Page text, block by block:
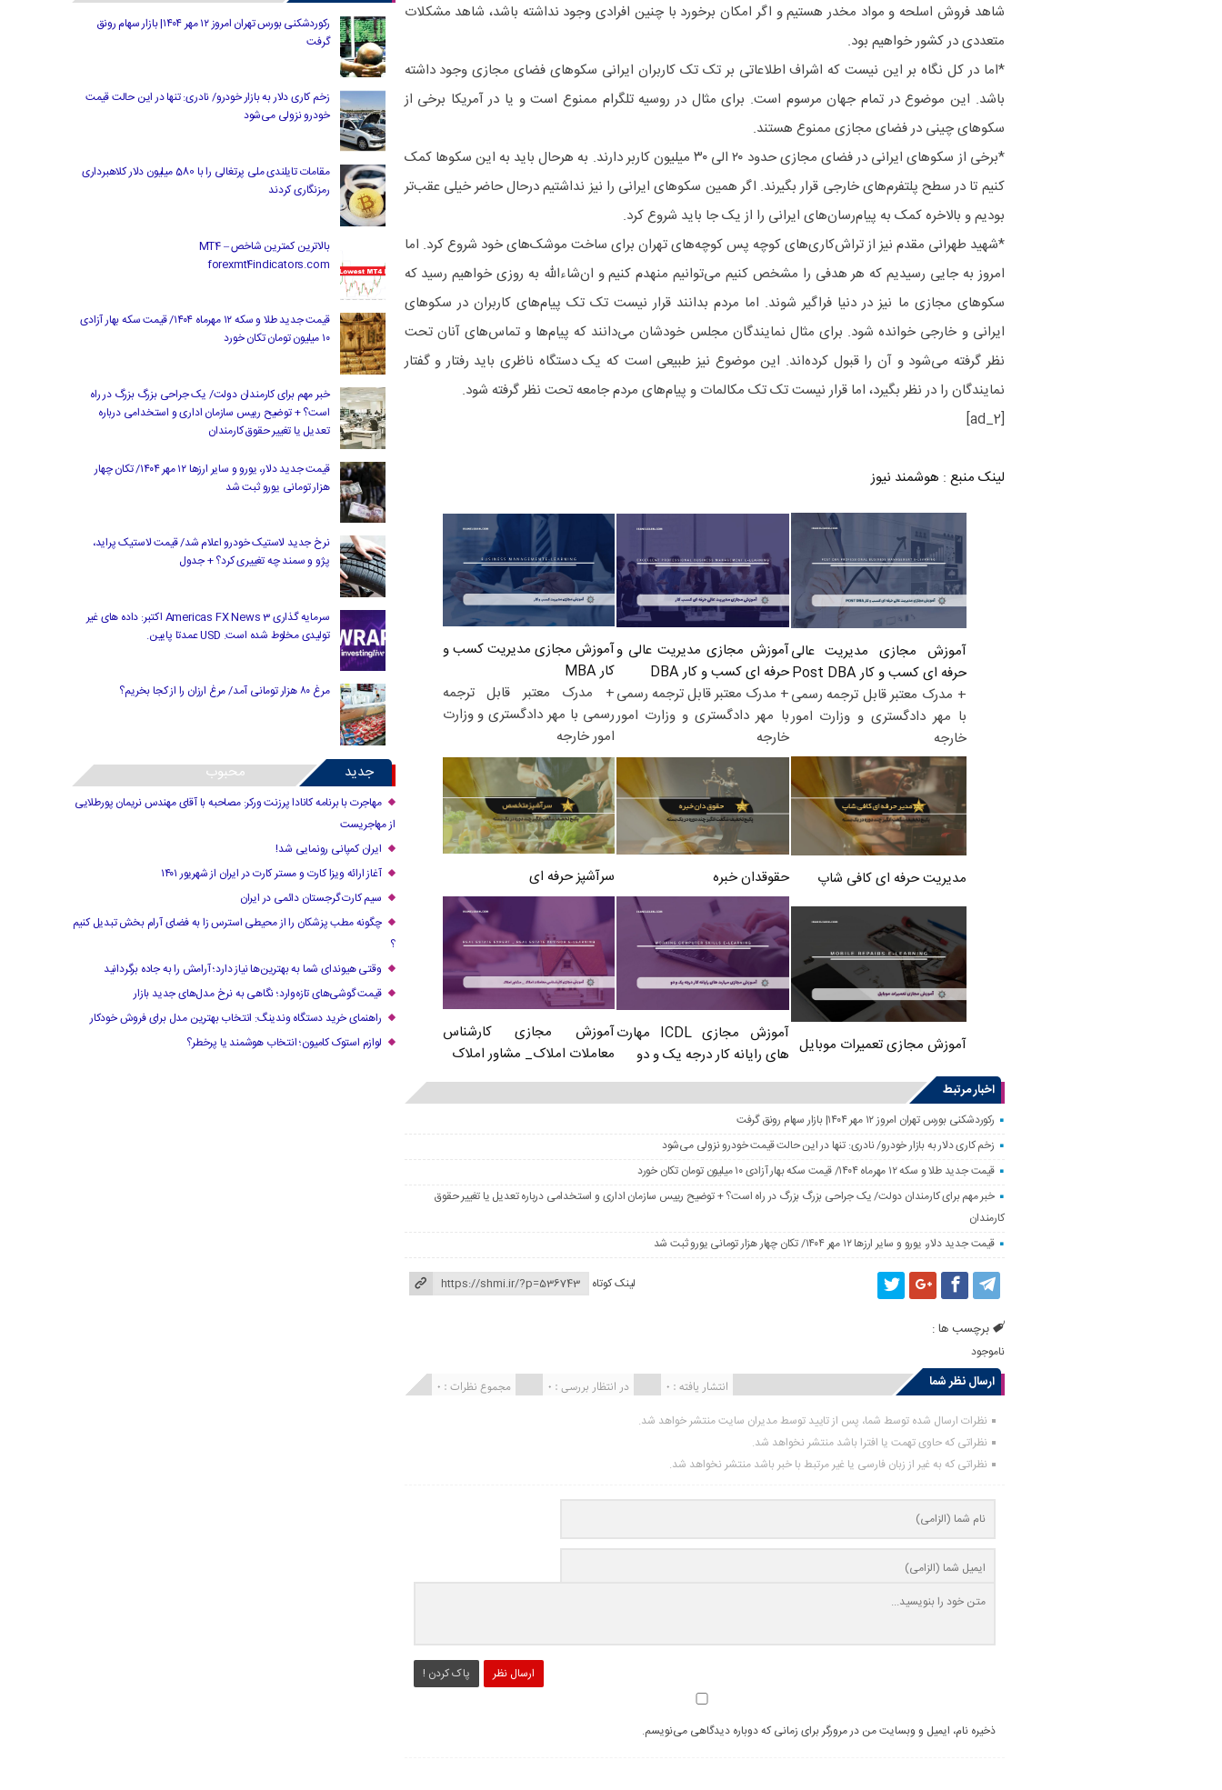
شاهد فروش اسلحه و مواد مخدر هستیم و اگر امکان برخورد با چنین افرادی وجود نداشته باشد، شاهد مشکلات
متعددی در کشور خواهیم بود.
*اما در کل نگاه بر این نیست که اشراف اطلاعاتی بر تک تک کاربران ایرانی سکو‌های فضای مجازی وجود داشته
باشد. این موضوع در تمام جهان مرسوم است. برای مثال در روسیه تلگرام ممنوع است و یا در آمریکا برخی از
سکو‌های چینی در فضای مجازی ممنوع هستند.
*برخی از سکو‌های ایرانی در فضای مجازی حدود ۲۰ الی ۳۰ میلیون کاربر دارند. به هرحال باید به این سکو‌ها کمک
کنیم تا در سطح پلتفرم‌های خارجی قرار بگیرند. اگر همین سکو‌های ایرانی را نیز نداشتیم درحال حاضر خیلی عقب‌تر
بودیم و بالاخره کمک به پیام‌رسان‌های ایرانی را از یک جا باید شروع کرد.
*شهید طهرانی مقدم نیز از تراش‌کاری‌های کوچه پس کوچه‌های تهران برای ساخت موشک‌های خود شروع کرد. اما
امروز به جایی رسیدیم که هر هدفی را مشخص کنیم می‌توانیم منهدم کنیم و ان‌شاءالله به روزی خواهیم رسید که
سکو‌های مجازی ما نیز در دنیا فراگیر شوند. اما مردم بدانند قرار نیست تک تک پیام‌های کاربران در سکو‌های
ایرانی و خارجی خوانده شود. برای مثال نمایندگان مجلس خودشان می‌دانند که پیام‌ها و تماس‌های آنان تحت
نظر گرفته می‌شود و آن را قبول کرده‌اند. این موضوع نیز طبیعی است که یک دستگاه ناظری باید رفتار و گفتار
نمایندگان را در نظر بگیرد، اما قرار نیست تک تک مکالمات و پیام‌های مردم جامعه تحت نظر گرفته شود.
[ad_2]
لینک منبع : هوشمند نیوز
آموزش مجازی مدیریت عالی
حرفه ای کسب و کار Post DBA
+ مدرک معتبر قابل ترجمه رسمی
با مهر دادگستری و وزارت امور
خارجه
آموزش مجازی مدیریت عالی و
حرفه ای کسب و کار DBA
+ مدرک معتبر قابل ترجمه رسمی
با مهر دادگستری و وزارت امور
خارجه
آموزش مجازی مدیریت کسب و
کار MBA
+ مدرک معتبر قابل ترجمه
رسمی با مهر دادگستری و وزارت
امور خارجه
مدیریت حرفه ای کافی شاپ حقوقدان خبره سرآشپز حرفه ای
آموزش مجازی تعمیرات موبایل
آموزش مجازی ICDL مهارت
های رایانه کار درجه یک و دو
آموزش مجازی کارشناس
معاملات املاک_ مشاور املاک
اخبار مرتبط
رکوردشکنی بورس تهران امروز ۱۲ مهر ۱۴۰۴| بازار سهام رونق گرفت
زخم کاری دلار به بازار خودرو/ نادری: تنها در این حالت قیمت خودرو نزولی می‌شود
قیمت جدید طلا و سکه ۱۲ مهرماه ۱۴۰۴/ قیمت سکه بهار آزادی ۱۰ میلیون تومان تکان خورد
خبر مهم برای کارمندان دولت/ یک جراحی بزرگ بزرگ در راه است؟ + توضیح رییس سازمان اداری و استخدامی درباره تعدیل یا تغییر حقوق
کارمندان
قیمت جدید دلار، یورو و سایر ارزها ۱۲ مهر ۱۴۰۴/ تکان چهار هزار تومانی یورو ثبت شد
لینک کوتاه
برچسب ها :
ناموجود
ارسال نظر شما مجموع نظرات : 0 در انتظار بررسی : 0 انتشار یافته : 0
نظرات ارسال شده توسط شما، پس از تایید توسط مدیران سایت منتشر خواهد شد.
نظراتی که حاوی تهمت یا افترا باشد منتشر نخواهد شد.
نظراتی که به غیر از زبان فارسی یا غیر مرتبط با خبر باشد منتشر نخواهد شد.
ارسال نظر پاک کردن !
ذخیره نام، ایمیل و وبسایت من در مرورگر برای زمانی که دوباره دیدگاهی می‌نویسم.
رکوردشکنی بورس تهران امروز ۱۲ مهر ۱۴۰۴| بازار سهام رونق
گرفت
زخم کاری دلار به بازار خودرو/ نادری: تنها در این حالت قیمت
خودرو نزولی می‌شود
مقامات تایلندی ملی پرتغالی را با 580 میلیون دلار کلاهبرداری
رمزنگاری کردند
بالاترین کمترین شاخص MT4 –
forexmt4indicators.com
قیمت جدید طلا و سکه ۱۲ مهرماه ۱۴۰۴/ قیمت سکه بهار آزادی
۱۰ میلیون تومان تکان خورد
خبر مهم برای کارمندان دولت/ یک جراحی بزرگ بزرگ در راه
است؟ + توضیح رییس سازمان اداری و استخدامی درباره
تعدیل یا تغییر حقوق کارمندان
قیمت جدید دلار، یورو و سایر ارزها ۱۲ مهر ۱۴۰۴/ تکان چهار
هزار تومانی یورو ثبت شد
نرخ جدید لاستیک خودرو اعلام شد/ قیمت لاستیک پراید،
پژو و سمند چه تغییری کرد؟ + جدول
سرمایه گذاری Americas FX News 3 اکتبر: داده های غیر
تولیدی مخلوط شده است. USD عمدتا پایین.
مرغ ۸۰ هزار تومانی آمد/ مرغ ارزان را از کجا بخریم؟
جدید محبوب
مهاجرت با برنامه کانادا پرزنت ورکر: مصاحبه با آقای مهندس نریمان پورطلایی
از مهاجریست
ایران کمپانی رونمایی شد!
آغاز ارائه ویزا کارت و مستر کارت در ایران از شهریور ۱۴۰۱
سیم کارت گرجستان دائمی در ایران
چگونه مطب پزشکان را از محیطی استرس زا به فضای آرام بخش تبدیل کنیم
؟
وقتی هیوندای شما به بهترین‌ها نیاز دارد؛ آرامش را به جاده برگردانید
قیمت گوشی‌های تازه‌وارد؛ نگاهی به نرخ مدل‌های جدید بازار
راهنمای خرید دستگاه وندینگ: انتخاب بهترین مدل برای فروش خودکار
لوازم استوک کامیون؛ انتخاب هوشمند یا پرخطر؟